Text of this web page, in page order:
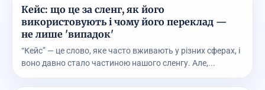
Кейс: що це за сленг, як його
використовують і чому його переклад —
не лише 'випадок'
“Кейс” — це слово, яке часто вживають у різних сферах, і
воно давно стало частиною нашого сленгу. Але,...